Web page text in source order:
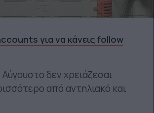
για να κάνεις follow
δεν χρειάζεσαι
από αντηλιακό και